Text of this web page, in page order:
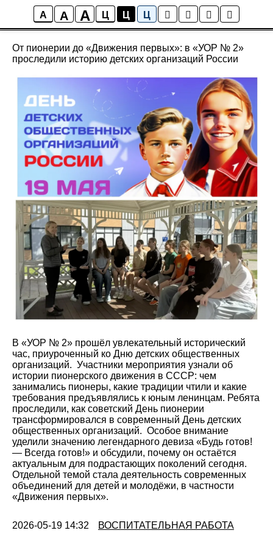
A A A Ц Ц Ц
Новости
От пионерии до «Движения первых»: в «УОР № 2»
проследили историю детских организаций России
В «УОР № 2» прошёл увлекательный исторический
час, приуроченный ко Дню детских общественных
организаций. ⁣ Участники мероприятия узнали об
истории пионерского движения в СССР: чем
занимались пионеры, какие традиции чтили и какие
требования предъявлялись к юным ленинцам. Ребята
проследили, как советский День пионерии
трансформировался в современный День детских
общественных организаций. ⁣ Особое внимание
уделили значению легендарного девиза «Будь готов!
— Всегда готов!» и обсудили, почему он остаётся
актуальным для подрастающих поколений сегодня.
Отдельной темой стала деятельность современных
объединений для детей и молодёжи, в частности
«Движения первых».
2026-05-19 14:32 ВОСПИТАТЕЛЬНАЯ РАБОТА